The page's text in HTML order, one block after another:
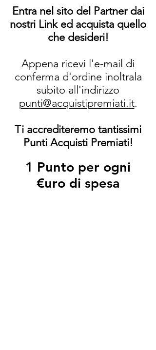
Entra nel sito del Partner dai
nostri Link ed acquista quello
che desideri!
Appena ricevi l'e-mail di
conferma d'ordine inoltrala
subito all'indirizzo
punti@acquistipremiati.it.
Ti accrediteremo tantissimi
Punti Acquisti Premiati!
1 Punto per ogni
€uro di spesa